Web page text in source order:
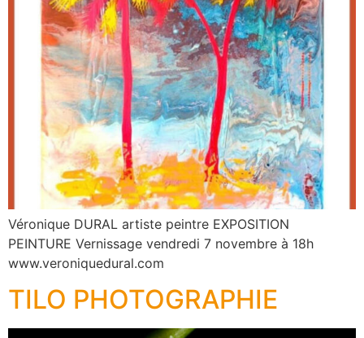
Véronique DURAL artiste peintre EXPOSITION
PEINTURE Vernissage vendredi 7 novembre à 18h
www.veroniquedural.com
TILO PHOTOGRAPHIE